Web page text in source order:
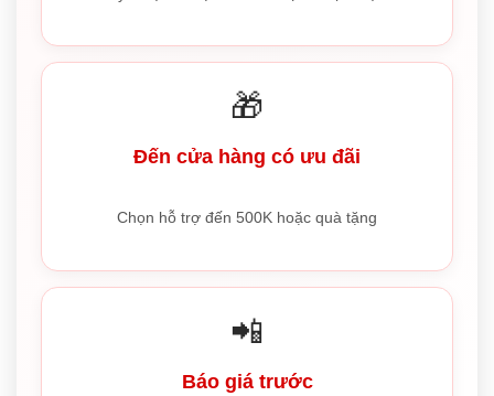
🎁
Đến cửa hàng có ưu đãi
Chọn hỗ trợ đến 500K hoặc quà tặng
📲
Báo giá trước